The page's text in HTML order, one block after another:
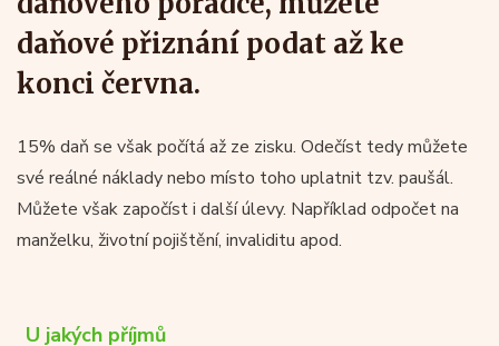
daňové přiznání podat až ke
konci června.
15% daň se však počítá až ze zisku. Odečíst tedy můžete
své reálné náklady nebo místo toho uplatnit tzv. paušál.
Můžete však započíst i další úlevy. Například odpočet na
manželku, životní pojištění, invaliditu apod.
U jakých příjmů